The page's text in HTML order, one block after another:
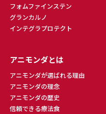
フォムファインステン
グランカルノ
インテグラプロテクト
アニモンダとは
アニモンダが選ばれる理由
アニモンダの理念
アニモンダの歴史
信頼できる療法食